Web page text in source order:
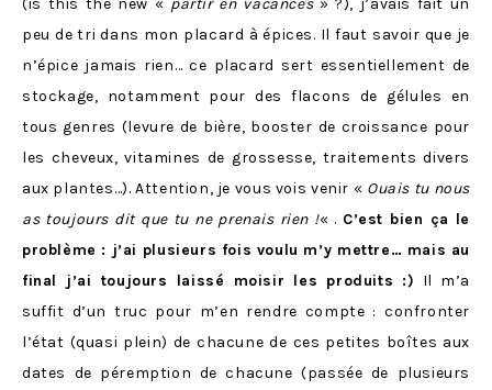
(is this the new « partir en vacances» ?), j’avais fait un
peu de tri dans mon placard à épices. Il faut savoir que je
n’épice jamais rien… ce placard sert essentiellement de
stockage, notamment pour des flacons de gélules en
tous genres (levure de bière, booster de croissance pour
les cheveux, vitamines de grossesse, traitements divers
aux plantes…). Attention, je vous vois venir « Ouais tu nous
as toujours dit que tu ne prenais rien !« . C’est bien ça le
problème : j’ai plusieurs fois voulu m’y mettre… mais au
final j’ai toujours laissé moisir les produits :) Il m’a
suffit d’un truc pour m’en rendre compte : confronter
l’état (quasi plein) de chacune de ces petites boîtes aux
dates de péremption de chacune (passée de plusieurs